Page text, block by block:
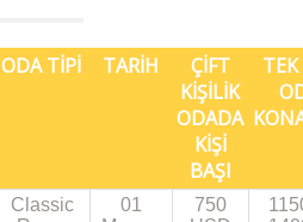
ODA TİPİ TARİH
ÇİFT
KİŞİLİK
ODADA
KİŞİ
BAŞI
TEK
Classic
01
750